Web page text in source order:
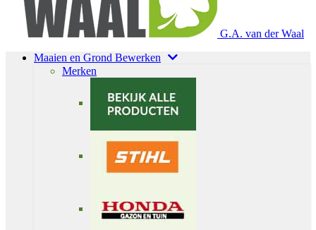
G.A. van der Waal
Maaien en Grond Bewerken
Merken